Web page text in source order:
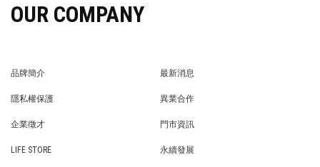
OUR COMPANY
品牌簡介
最新消息
隱私權保護
異業合作
企業徵才
門市資訊
LIFE STORE
永續發展